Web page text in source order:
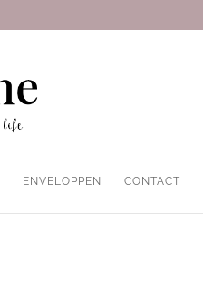
ENVELOPPEN CONTACT